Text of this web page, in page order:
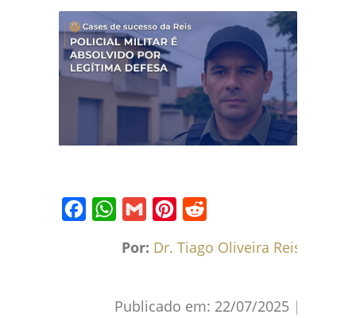
Por: Dr. Tiago Oliveira Reis
Publicado em: 22/07/2025 |